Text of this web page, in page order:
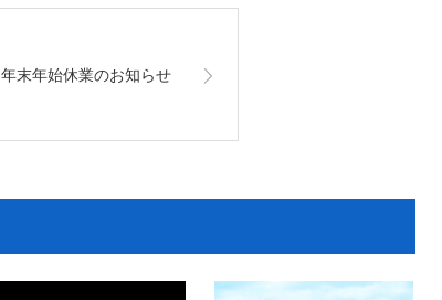
年末年始休業のお知らせ